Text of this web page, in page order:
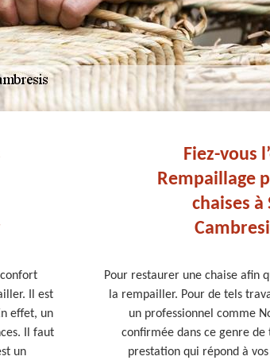
Il est
effet, un
Il faut
un
Fiez-vous
Rempaillage
chaises à
Pour restaurer une chaise afin
la rempailler. Pour de tels
un professionnel comme
confirmée dans ce genre
prestation qui répond à